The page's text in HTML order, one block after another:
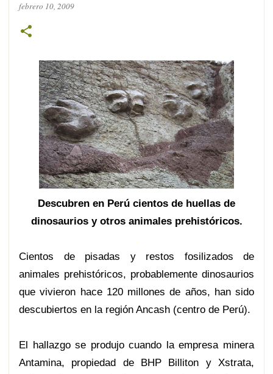
febrero 10, 2009
Descubren en Perú cientos de huellas de
dinosaurios y otros animales prehistóricos.
.
Cientos de pisadas y restos fosilizados de
animales prehistóricos, probablemente dinosaurios
que vivieron hace 120 millones de años, han sido
descubiertos en la región Ancash (centro de Perú).
El hallazgo se produjo cuando la empresa minera
Antamina, propiedad de BHP Billiton y Xstrata,